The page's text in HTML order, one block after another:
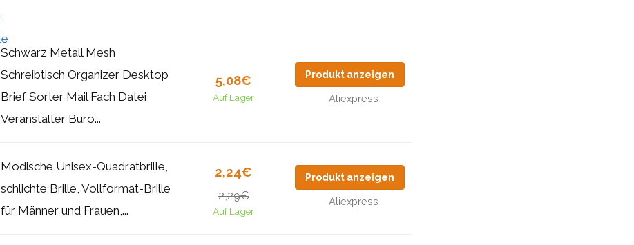
Schwarz Metall Mesh
Schreibtisch Organizer Desktop
Brief Sorter Mail Fach Datei
Veranstalter Büro...
5,08€
Auf Lager
Produkt anzeigen
Aliexpress
Modische Unisex-Quadratbrille,
schlichte Brille, Vollformat-Brille
für Männer und Frauen,...
2,24€
2,29€
Auf Lager
Produkt anzeigen
Aliexpress